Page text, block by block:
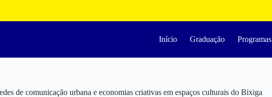
Início Graduação Programas
de comunicação urbana e economias criativas em espaços culturais do Bixiga